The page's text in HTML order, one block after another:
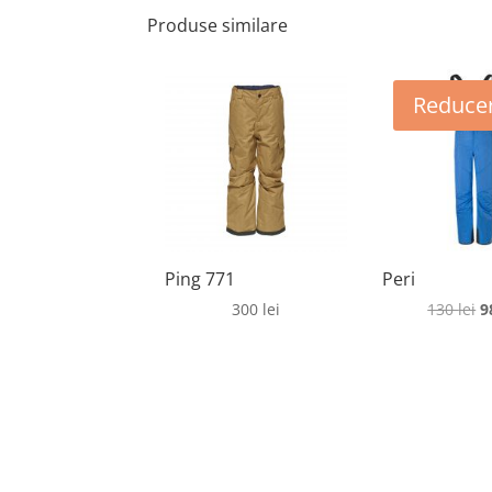
Produse similare
Ping 771
300 lei
Peri
130lei